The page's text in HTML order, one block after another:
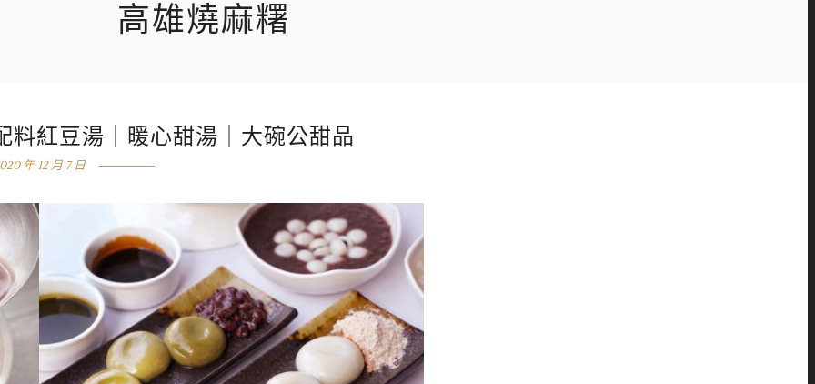
高雄燒麻糬
料紅豆湯｜暖心甜湯｜大碗公甜品
年 12 月 7 日